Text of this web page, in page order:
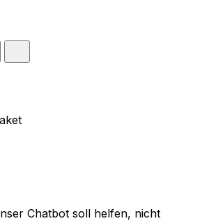
Chatbot soll helfen, nicht